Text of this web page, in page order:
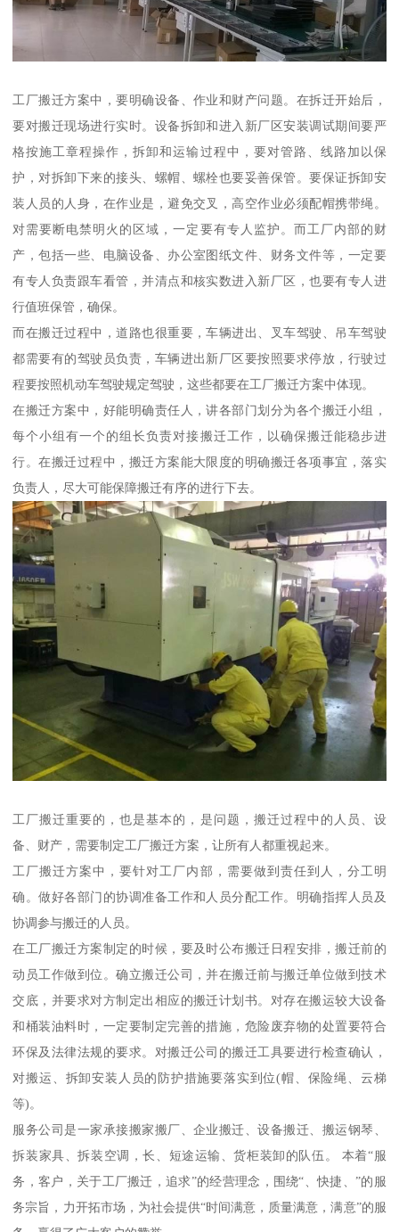
工厂搬迁方案中，要明确设备、作业和财产问题。在拆迁开始后，
要对搬迁现场进行实时。设备拆卸和进入新厂区安装调试期间要严
格按施工章程操作，拆卸和运输过程中，要对管路、线路加以保
护，对拆卸下来的接头、螺帽、螺栓也要妥善保管。要保证拆卸安
装人员的人身，在作业是，避免交叉，高空作业必须配帽携带绳。
对需要断电禁明火的区域，一定要有专人监护。而工厂内部的财
产，包括一些、电脑设备、办公室图纸文件、财务文件等，一定要
有专人负责跟车看管，并清点和核实数进入新厂区，也要有专人进
行值班保管，确保。
而在搬迁过程中，道路也很重要，车辆进出、叉车驾驶、吊车驾驶
都需要有的驾驶员负责，车辆进出新厂区要按照要求停放，行驶过
程要按照机动车驾驶规定驾驶，这些都要在工厂搬迁方案中体现。
在搬迁方案中，好能明确责任人，讲各部门划分为各个搬迁小组，
每个小组有一个的组长负责对接搬迁工作，以确保搬迁能稳步进
行。在搬迁过程中，搬迁方案能大限度的明确搬迁各项事宜，落实
负责人，尽大可能保障搬迁有序的进行下去。
工厂搬迁重要的，也是基本的，是问题，搬迁过程中的人员、设
备、财产，需要制定工厂搬迁方案，让所有人都重视起来。
工厂搬迁方案中，要针对工厂内部，需要做到责任到人，分工明
确。做好各部门的协调准备工作和人员分配工作。明确指挥人员及
协调参与搬迁的人员。
在工厂搬迁方案制定的时候，要及时公布搬迁日程安排，搬迁前的
动员工作做到位。确立搬迁公司，并在搬迁前与搬迁单位做到技术
交底，并要求对方制定出相应的搬迁计划书。对存在搬运较大设备
和桶装油料时，一定要制定完善的措施，危险废弃物的处置要符合
环保及法律法规的要求。对搬迁公司的搬迁工具要进行检查确认，
对搬运、拆卸安装人员的防护措施要落实到位(帽、保险绳、云梯
等)。
服务公司是一家承接搬家搬厂、企业搬迁、设备搬迁、搬运钢琴、
拆装家具、拆装空调，长、短途运输、货柜装卸的队伍。 本着“服
务，客户，关于工厂搬迁，追求”的经营理念，围绕“、快捷、”的服
务宗旨，力开拓市场，为社会提供“时间满意，质量满意，满意”的服